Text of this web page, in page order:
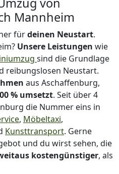
Mannheim
fürdeinen Neustart.
Unsere Leistungen wie
sind die Grundlage
reibungslosen Neustart.
aus Aschaffenburg,
% umsetzt. Seit über 4
die Nummer eins in
, Möbeltaxi,
Kunsttransport. Gerne
und du wirst sehen, die
kostengünstiger, als